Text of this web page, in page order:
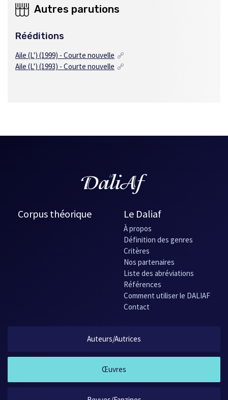
Autres parutions
Rééditions
Aile (L') (1999) - Courte nouvelle
Aile (L') (1993) - Courte nouvelle
Corpus théorique Le Daliaf
À propos
Définition des genres
Critères
Nos partenaires
Liste des abréviations
Références
Comment utiliser le DALIAF
Contact
Auteurs/Autrices
Œuvres